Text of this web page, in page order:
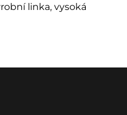
linka, vysoká